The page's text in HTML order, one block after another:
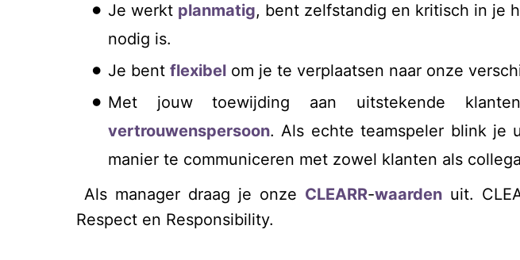
Je werkt planmatig, bent zelfstandig en kritisch in je
nodig is.
Je bent flexibel om je te verplaatsen naar onze
Met jouw toewijding aan uitstekende
vertrouwenspersoon. Als echte teamspeler blink je
manier te communiceren met zowel klanten als
Als manager draag je onze CLEARR-waarden uit.
Respect en Responsibility.